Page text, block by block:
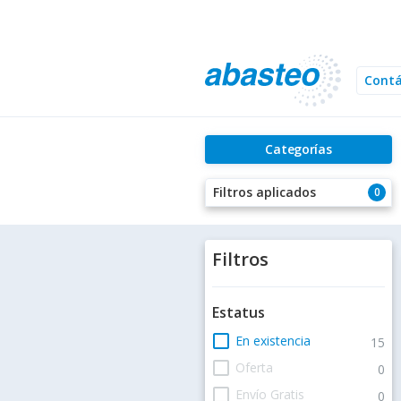
Categorías
0
Filtros aplicados
Filtros
Estatus
check_box_outline_blank En existencia 15
check_box_outline_blank Oferta 0
check_box_outline_blank Envío Gratis 0